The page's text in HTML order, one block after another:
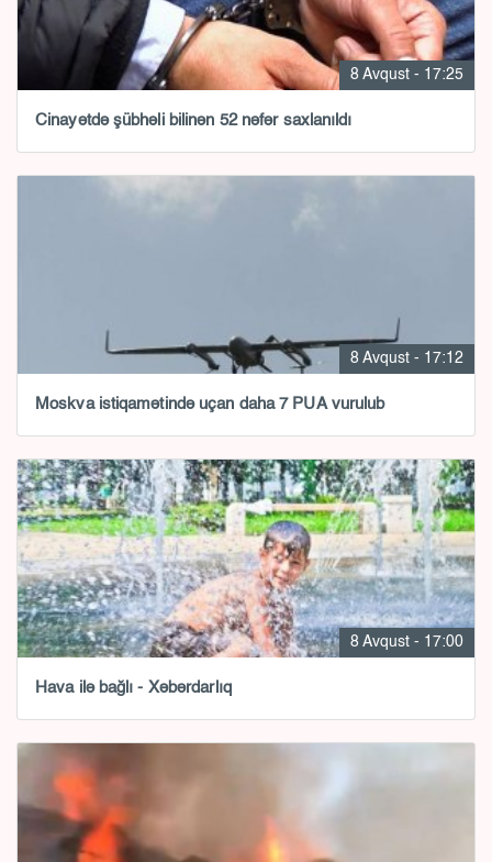
8 Avqust - 17:25
Cinayətdə şübhəli bilinən 52 nəfər saxlanıldı
8 Avqust - 17:12
Moskva istiqamətində uçan daha 7 PUA vurulub
8 Avqust - 17:00
Hava ilə bağlı - Xəbərdarlıq